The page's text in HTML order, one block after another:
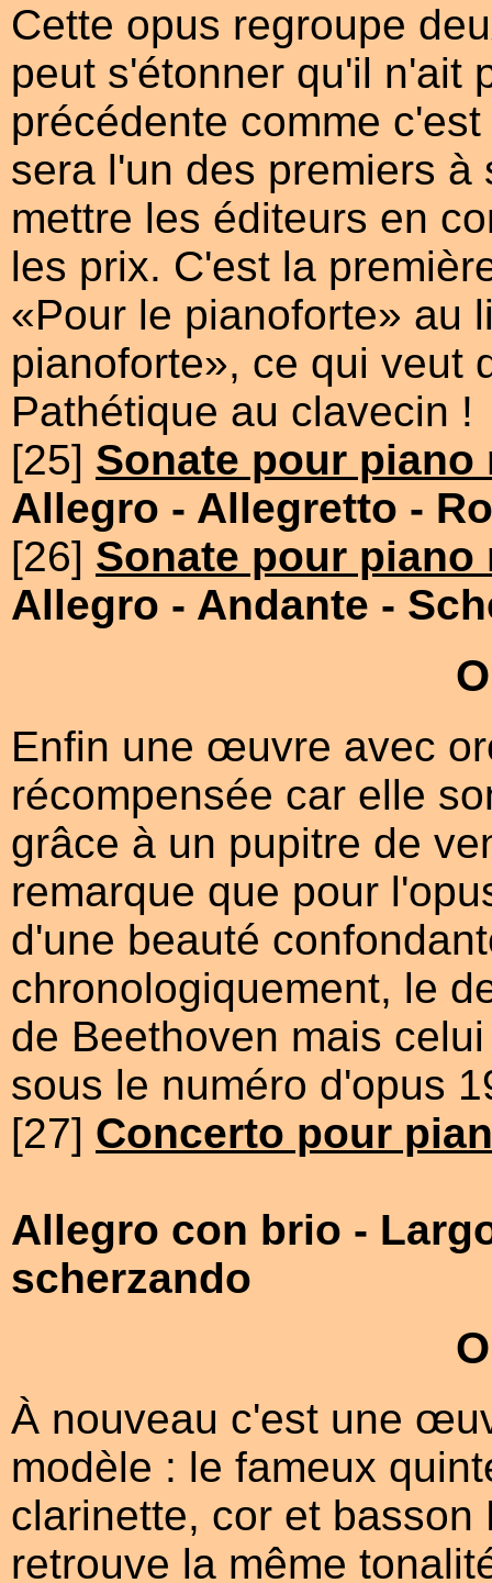
Cette opus regroupe
peut s'étonner qu'il n'ait
précédente comme
sera l'un des premiers à
mettre les éditeurs en
les prix. C'est la
«Pour le pianoforte» au
pianoforte», ce qui veut
Pathétique au clavecin !
[25] Sonate pour piano
Allegro - Allegretto -
[26] Sonate pour piano
Allegro - Andante -
Enfin une œuvre avec
récompensée car elle
grâce à un pupitre de
remarque que pour
d'une beauté
chronologiquement, le
de Beethoven mais
sous le numéro d'opus
[27] Concerto pour
Allegro con brio -
scherzando
À nouveau c'est une
modèle : le fameux
clarinette, cor et
retrouve la même